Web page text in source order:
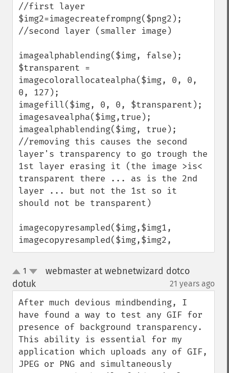
//first layer
$img2=imagecreatefrompng($png2);
//second layer (smaller image)
imagealphablending($img, false);
$transparent =
imagecolorallocatealpha($img, 0, 0,
0, 127);
imagefill($img, 0, 0, $transparent);
imagesavealpha($img,true);
imagealphablending($img, true);
//removing this causes the second
layer's transparency to go trough the
1st layer erasing it (the image >is<
transparent there ... as is the 2nd
layer ... but not the 1st so it
should not be transparent)
imagecopyresampled($img,$img1,
imagecopyresampled($img,$img2,
up
down
1
webmaster at webnetwizard dotco
dotuk
21 years ago
After much devious mindbending, I
have found a way to test any GIF for
presence of background transparency.
This ability is essential for my
application which uploads any of GIF,
JPEG or PNG and simultaneously